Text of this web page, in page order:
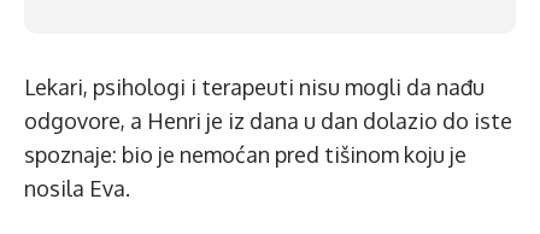
Lekari, psihologi i terapeuti nisu mogli da nađu
odgovore, a Henri je iz dana u dan dolazio do iste
spoznaje: bio je nemoćan pred tišinom koju je
nosila Eva.